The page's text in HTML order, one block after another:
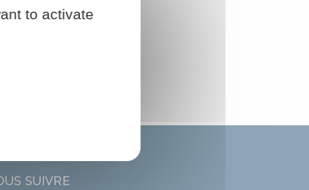
SUIVRE
to activate